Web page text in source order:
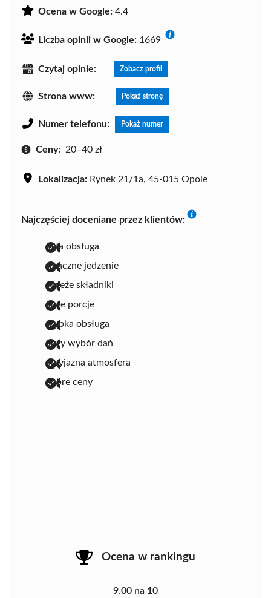
Ocena w Google: 4.4
Liczba opinii w Google: 1669
Czytaj opinie: Zobacz profil
Strona www: Pokaż stronę
Numer telefonu: Pokaż numer
Ceny: 20–40 zł
Lokalizacja: Rynek 21/1a, 45-015 Opole
Najczęściej doceniane przez klientów:
miła obsługa
smaczne jedzenie
świeże składniki
duże porcje
szybka obsługa
duży wybór dań
przyjazna atmosfera
dobre ceny
Ocena w rankingu
9.00 na 10